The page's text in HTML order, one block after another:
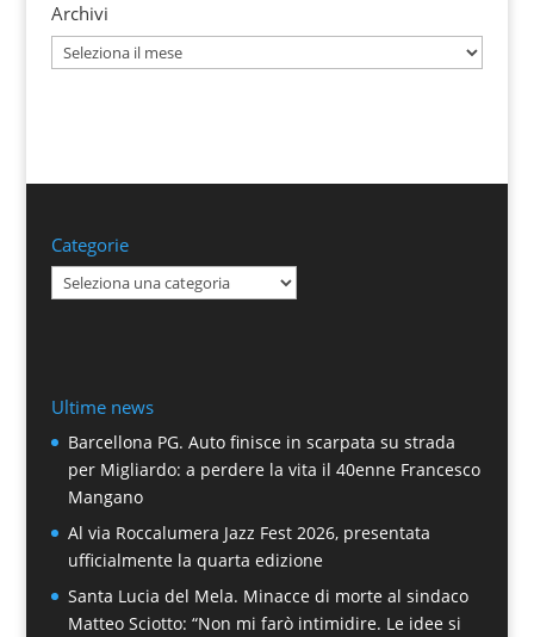
Archivi
Archivi
Categorie
Categorie
Ultime news
Barcellona PG. Auto finisce in scarpata su strada
per Migliardo: a perdere la vita il 40enne Francesco
Mangano
Al via Roccalumera Jazz Fest 2026, presentata
ufficialmente la quarta edizione
Santa Lucia del Mela. Minacce di morte al sindaco
Matteo Sciotto: “Non mi farò intimidire. Le idee si